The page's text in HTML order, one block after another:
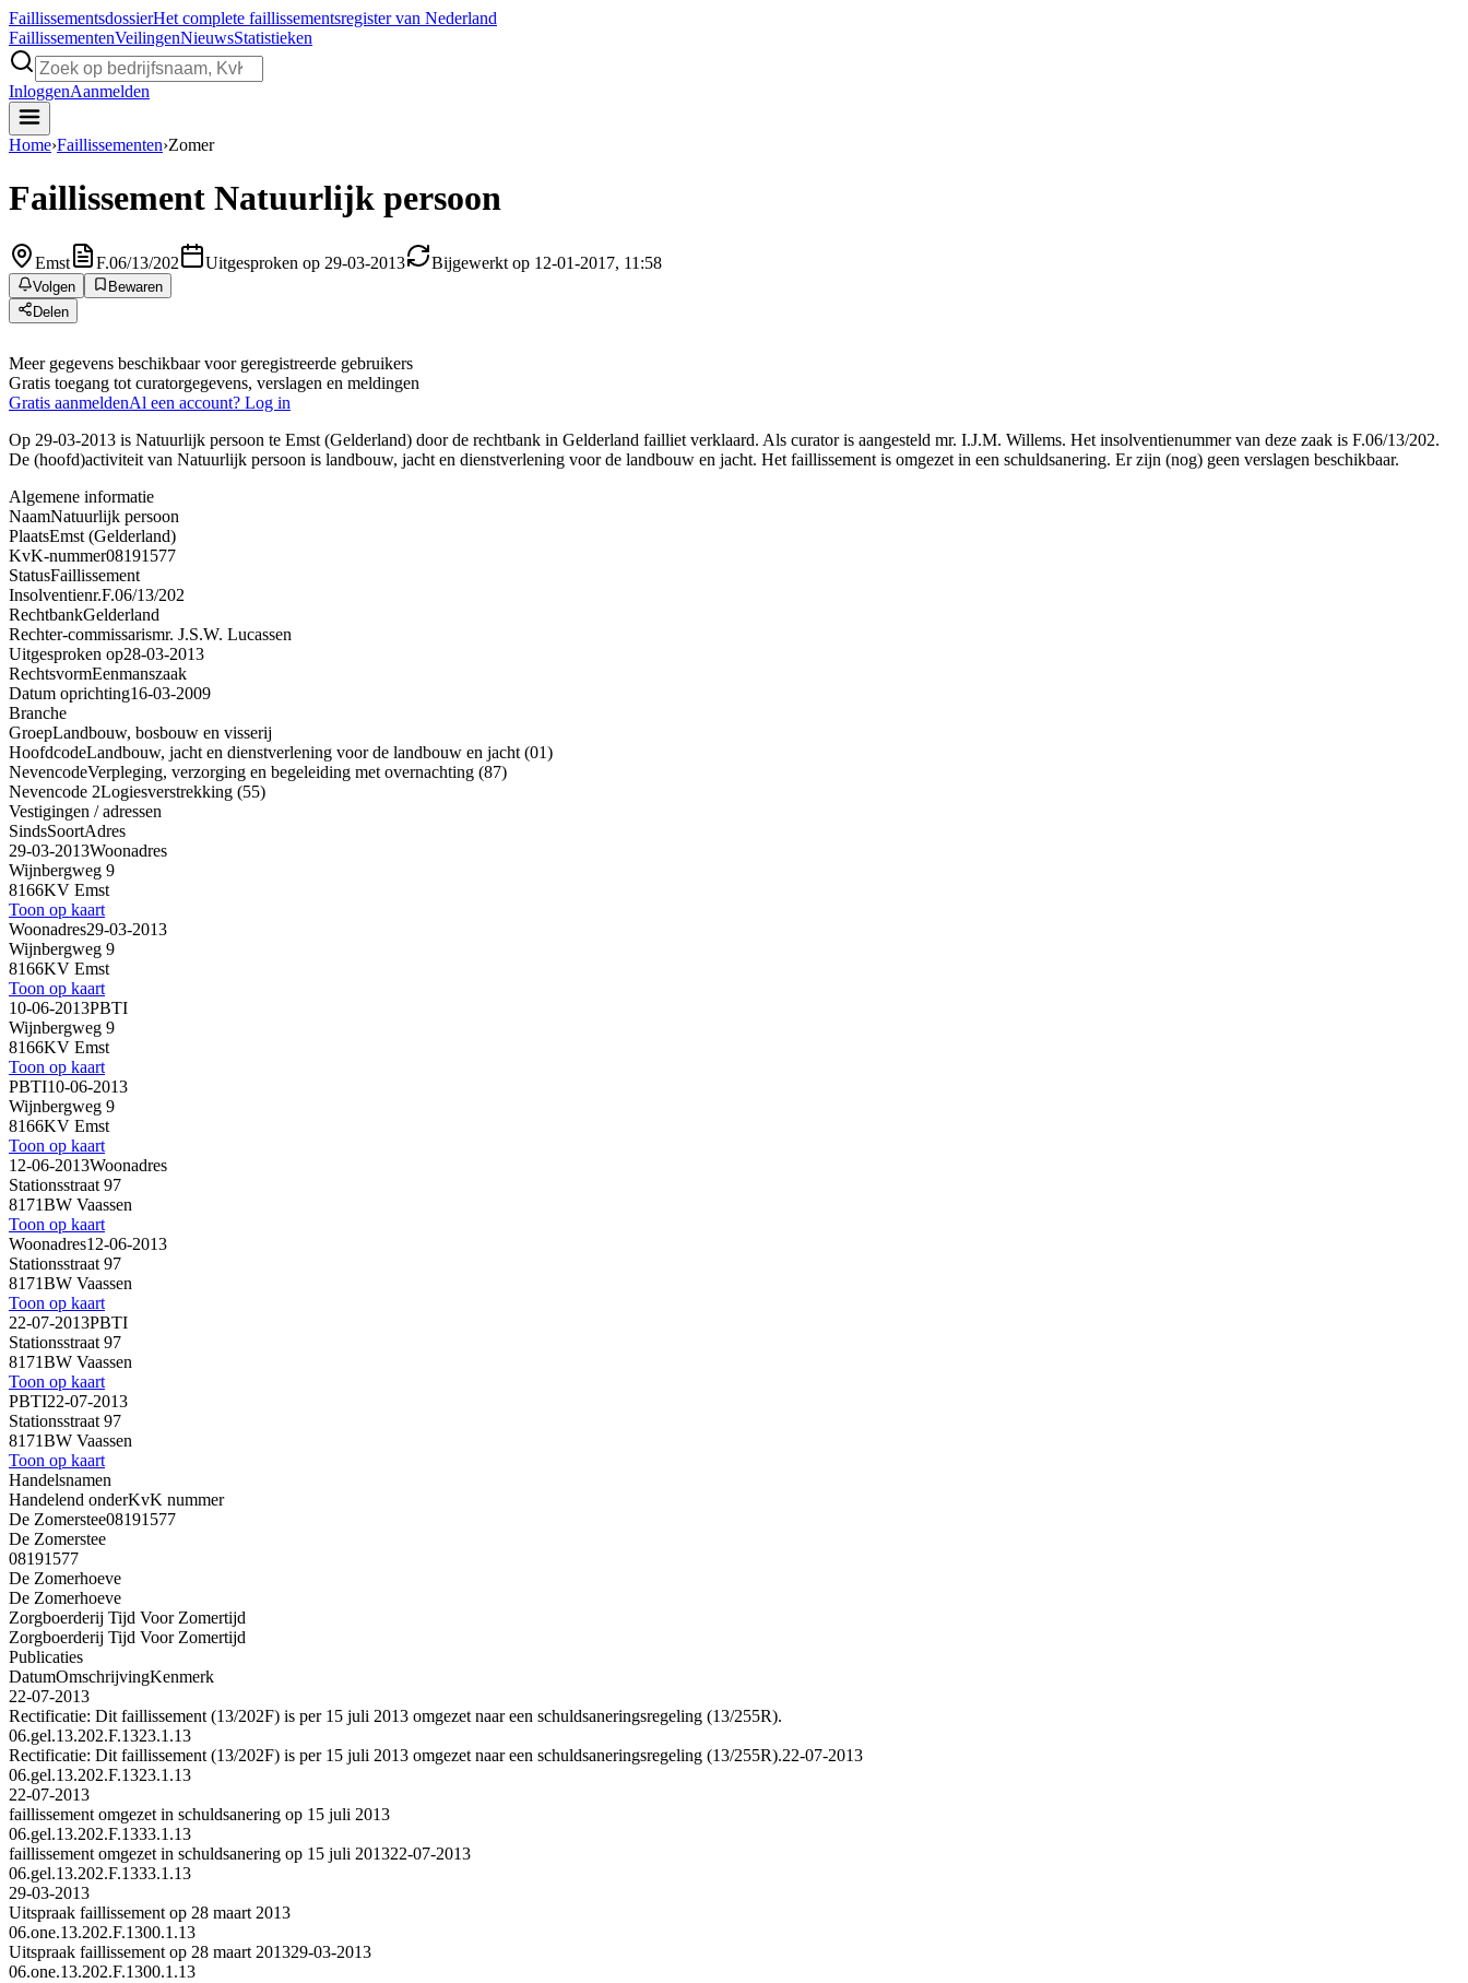
FaillissementsdossierHet complete faillissementsregister van Nederland
FaillissementenVeilingenNieuwsStatistieken
InloggenAanmelden
Home›Faillissementen›Zomer
Faillissement Natuurlijk persoon
Emst F.06/13/202 Uitgesproken op 29-03-2013 Bijgewerkt op 12-01-2017, 11:58
Volgen
Bewaren
Delen
Meer gegevens beschikbaar voor geregistreerde gebruikers
Gratis toegang tot curatorgegevens, verslagen en meldingen
Gratis aanmeldenAl een account? Log in
Op 29-03-2013 is Natuurlijk persoon te Emst (Gelderland) door de rechtbank in Gelderland failliet verklaard. Als curator is aangesteld mr. I.J.M. Willems. Het insolventienummer van deze zaak is F.06/13/202.
De (hoofd)activiteit van Natuurlijk persoon is landbouw, jacht en dienstverlening voor de landbouw en jacht. Het faillissement is omgezet in een schuldsanering. Er zijn (nog) geen verslagen beschikbaar.
Algemene informatie
NaamNatuurlijk persoon
PlaatsEmst (Gelderland)
KvK-nummer08191577
StatusFaillissement
Insolventienr.F.06/13/202
RechtbankGelderland
Rechter-commissarismr. J.S.W. Lucassen
Uitgesproken op28-03-2013
RechtsvormEenmanszaak
Datum oprichting16-03-2009
Branche
GroepLandbouw, bosbouw en visserij
HoofdcodeLandbouw, jacht en dienstverlening voor de landbouw en jacht (01)
NevencodeVerpleging, verzorging en begeleiding met overnachting (87)
Nevencode 2Logiesverstrekking (55)
Vestigingen / adressen
SindsSoortAdres
29-03-2013Woonadres
Wijnbergweg 9
8166KV Emst
Toon op kaart
Woonadres29-03-2013
Wijnbergweg 9
8166KV Emst
Toon op kaart
10-06-2013PBTI
Wijnbergweg 9
8166KV Emst
Toon op kaart
PBTI10-06-2013
Wijnbergweg 9
8166KV Emst
Toon op kaart
12-06-2013Woonadres
Stationsstraat 97
8171BW Vaassen
Toon op kaart
Woonadres12-06-2013
Stationsstraat 97
8171BW Vaassen
Toon op kaart
22-07-2013PBTI
Stationsstraat 97
8171BW Vaassen
Toon op kaart
PBTI22-07-2013
Stationsstraat 97
8171BW Vaassen
Toon op kaart
Handelsnamen
Handelend onderKvK nummer
De Zomerstee08191577
De Zomerstee
08191577
De Zomerhoeve
De Zomerhoeve
Zorgboerderij Tijd Voor Zomertijd
Zorgboerderij Tijd Voor Zomertijd
Publicaties
DatumOmschrijvingKenmerk
22-07-2013
Rectificatie: Dit faillissement (13/202F) is per 15 juli 2013 omgezet naar een schuldsaneringsregeling (13/255R).
06.gel.13.202.F.1323.1.13
Rectificatie: Dit faillissement (13/202F) is per 15 juli 2013 omgezet naar een schuldsaneringsregeling (13/255R).22-07-2013
06.gel.13.202.F.1323.1.13
22-07-2013
faillissement omgezet in schuldsanering op 15 juli 2013
06.gel.13.202.F.1333.1.13
faillissement omgezet in schuldsanering op 15 juli 201322-07-2013
06.gel.13.202.F.1333.1.13
29-03-2013
Uitspraak faillissement op 28 maart 2013
06.one.13.202.F.1300.1.13
Uitspraak faillissement op 28 maart 201329-03-2013
06.one.13.202.F.1300.1.13